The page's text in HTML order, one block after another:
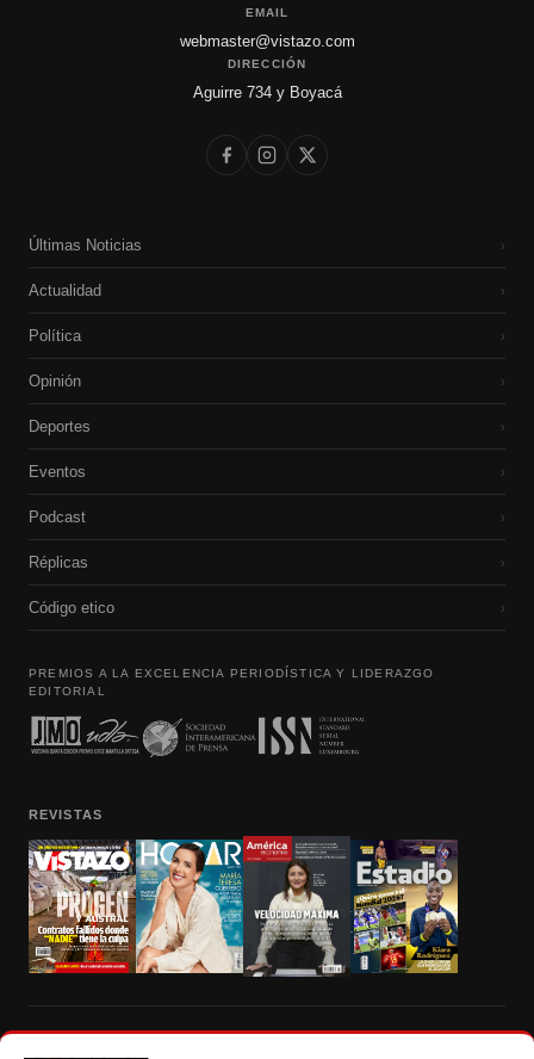
EMAIL
webmaster@vistazo.com
DIRECCIÓN
Aguirre 734 y Boyacá
Últimas Noticias ›
Actualidad ›
Política ›
Opinión ›
Deportes ›
Eventos ›
Podcast ›
Réplicas ›
Código etico ›
PREMIOS A LA EXCELENCIA PERIODÍSTICA Y LIDERAZGO
EDITORIAL
REVISTAS